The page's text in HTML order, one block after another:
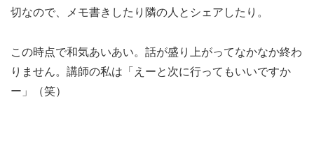
切なので、メモ書きしたり隣の人とシェアしたり。
この時点で和気あいあい。話が盛り上がってなかなか終わ
りません。講師の私は「えーと次に行ってもいいですか
ー」（笑）